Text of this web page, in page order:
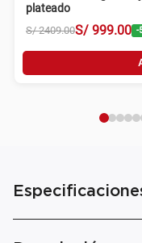
plateado
S/ 2409.00S/ 999.00 -